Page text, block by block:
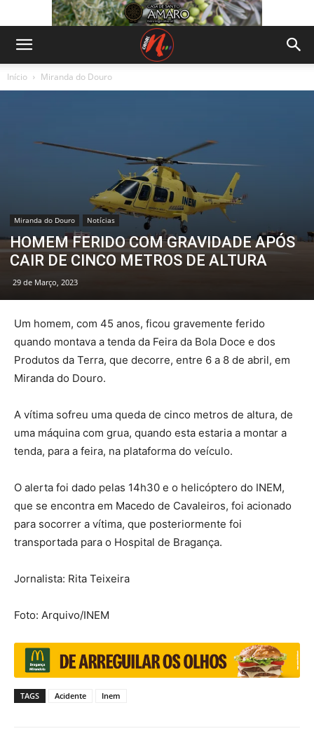
Início Miranda do Douro
Miranda do Douro Notícias
HOMEM FERIDO COM GRAVIDADE APÓS
CAIR DE CINCO METROS DE ALTURA
29 de Março, 2023
Um homem, com 45 anos, ficou gravemente ferido
quando montava a tenda da Feira da Bola Doce e dos
Produtos da Terra, que decorre, entre 6 a 8 de abril, em
Miranda do Douro.
A vítima sofreu uma queda de cinco metros de altura, de
uma máquina com grua, quando esta estaria a montar a
tenda, para a feira, na plataforma do veículo.
O alerta foi dado pelas 14h30 e o helicóptero do INEM,
que se encontra em Macedo de Cavaleiros, foi acionado
para socorrer a vítima, que posteriormente foi
transportada para o Hospital de Bragança.
Jornalista: Rita Teixeira
Foto: Arquivo/INEM
TAGS Acidente Inem